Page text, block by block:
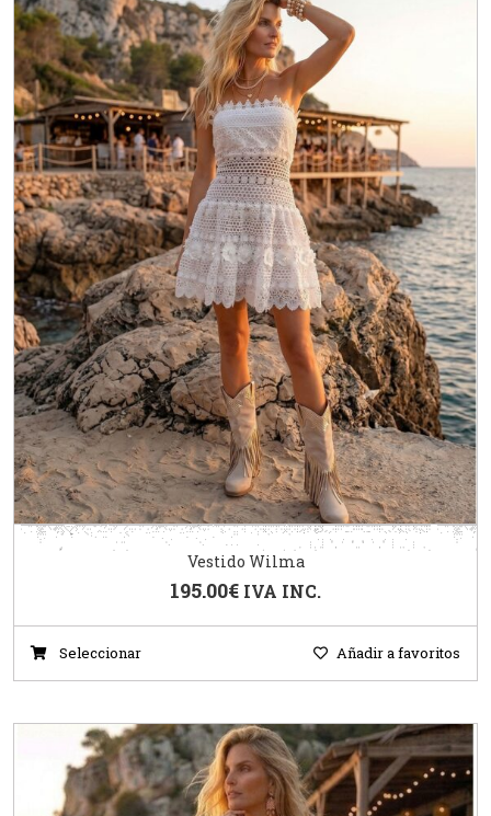
Vestido Wilma
195.00€ IVA INC.
Seleccionar Añadir a favoritos